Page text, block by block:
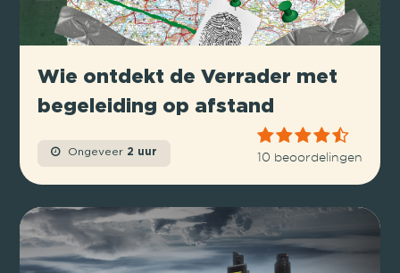
Wie ontdekt de Verrader met
begeleiding op afstand
Ongeveer 2 uur 10 beoordelingen